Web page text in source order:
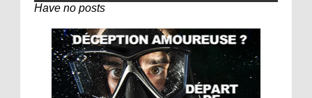
Have no posts